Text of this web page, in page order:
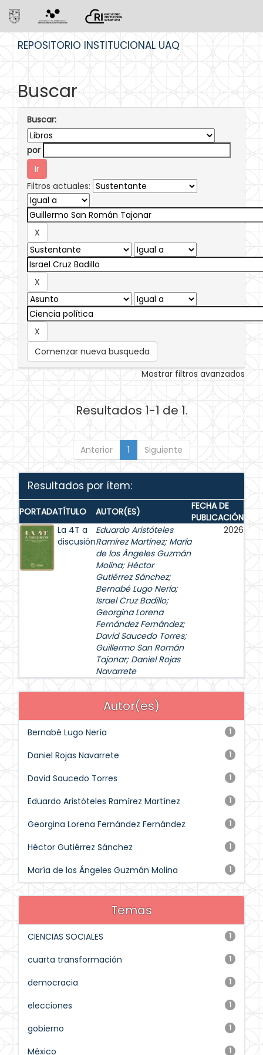
REPOSITORIO INSTITUCIONAL UAQ
Buscar
Buscar:
por
Filtros actuales:
Comenzar nueva busqueda
Mostrar filtros avanzados
Resultados 1-1 de 1.
Anterior 1 Siguiente
Resultados por ítem:
PORTADATÍTULO AUTOR(ES)
FECHA DE
PUBLICACIÓN
La 4T a
discusión
Eduardo Aristóteles
Ramírez Martínez; María
de los Ángeles Guzmán
Molina; Héctor
Gutiérrez Sánchez;
Bernabé Lugo Nería;
Israel Cruz Badillo;
Georgina Lorena
Fernández Fernández;
David Saucedo Torres;
Guillermo San Román
Tajonar; Daniel Rojas
Navarrete
2026
Autor(es)
1
Bernabé Lugo Nería
1
Daniel Rojas Navarrete
1
David Saucedo Torres
1
Eduardo Aristóteles Ramírez Martínez
1
Georgina Lorena Fernández Fernández
1
Héctor Gutiérrez Sánchez
1
María de los Ángeles Guzmán Molina
Temas
1
CIENCIAS SOCIALES
1
cuarta transformación
1
democracia
1
elecciones
1
gobierno
1
México